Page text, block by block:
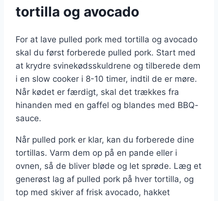
tortilla og avocado
For at lave pulled pork med tortilla og avocado
skal du først forberede pulled pork. Start med
at krydre svinekødsskuldrene og tilberede dem
i en slow cooker i 8-10 timer, indtil de er møre.
Når kødet er færdigt, skal det trækkes fra
hinanden med en gaffel og blandes med BBQ-
sauce.
Når pulled pork er klar, kan du forberede dine
tortillas. Varm dem op på en pande eller i
ovnen, så de bliver bløde og let sprøde. Læg et
generøst lag af pulled pork på hver tortilla, og
top med skiver af frisk avocado, hakket